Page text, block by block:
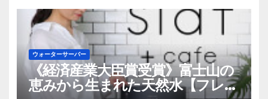
ウォーターサーバー
《経済産業大臣賞受賞》富士山の
恵みから生まれた天然水【フレシ